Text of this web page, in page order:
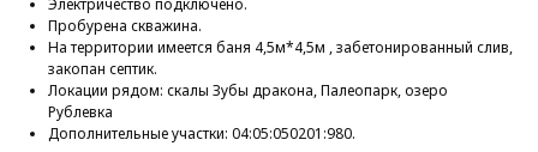
Электричество подключено.
Пробурена скважина.
На территории имеется баня 4,5м*4,5м , забетонированный слив,
закопан септик.
Локации рядом: скалы Зубы дракона, Палеопарк, озеро
Рублевка
Дополнительные участки: 04:05:050201:980.